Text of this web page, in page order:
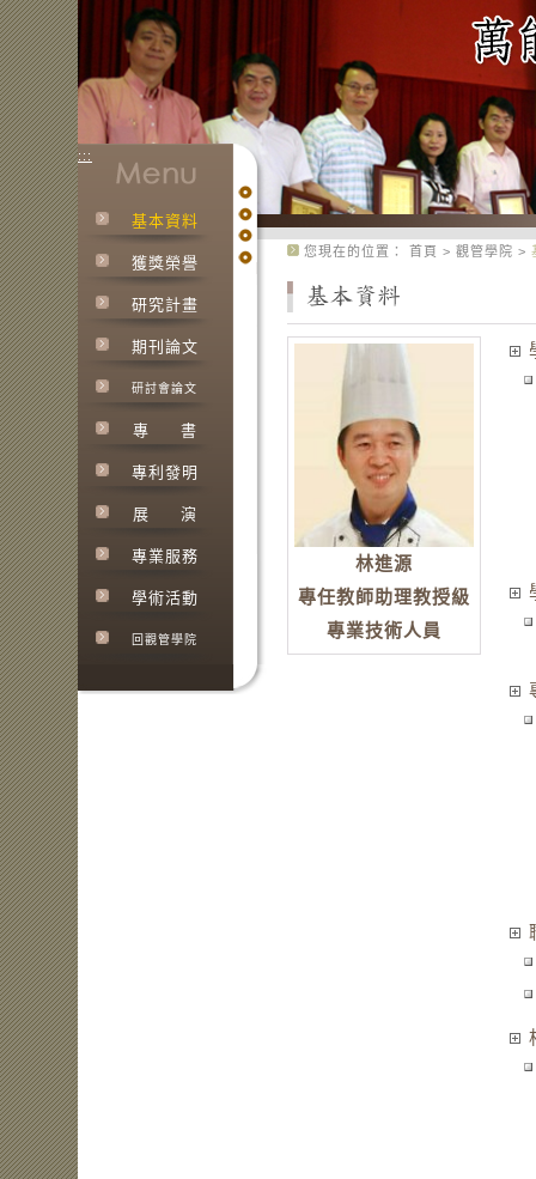
:::
基本資料
獲獎榮譽
研究計畫
期刊論文
研討會論文
專 書
專利發明
展 演
專業服務
學術活動
回觀管學院
您現在的位置： 首頁 > 觀管學院 >
林進源
專任教師助理教授級
專業技術人員